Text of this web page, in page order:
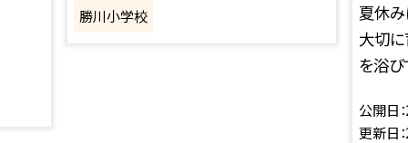
勝川小学校
夏休み
大切に
を浴
公開日
更新日